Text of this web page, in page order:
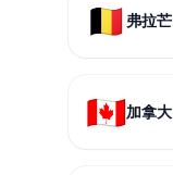
🇧🇪 弗拉芒
🇨🇦加拿大